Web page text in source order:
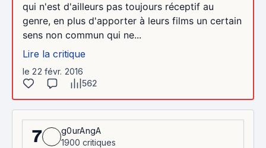
qui n'est d'ailleurs pas toujours réceptif au
genre, en plus d'apporter à leurs films un certain
sens non commun qui ne...
Lire la critique
le 22 févr. 2016
562
7
g0urAngA
1900 critiques